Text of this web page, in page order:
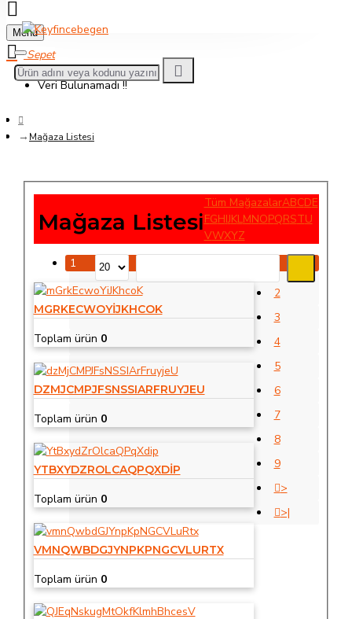
Menu
Veri Bulunamadı !!
Mağaza Listesi
Mağaza Listesi
Tüm MağazalarABCDE
FGHIJKLMNOPQRSTU
VWXYZ
MGRKECWOYIJKHCOK
Toplam ürün 0
DZMJCMPJFSNSSIARFRUYJEU
Toplam ürün 0
YTBXYDZROLCAQPQXDIP
Toplam ürün 0
VMNQWBDGJYNPKPNGCVLURTX
Toplam ürün 0
1
2
3
4
5
6
7
8
9
>
>|